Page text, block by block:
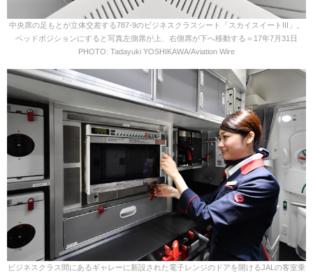
中央席の足もとが立体交差する787-9のビジネスクラスシート「スカイスイートIII」。
ベッドポジションにすると写真左側席が上、右側席が下へ移動する＝17年7月31日
PHOTO: Tadayuki YOSHIKAWA/Aviation Wire
ビジネスクラス間にあるギャレーに新設された電子レンジのドアを開けるJALの客室乗